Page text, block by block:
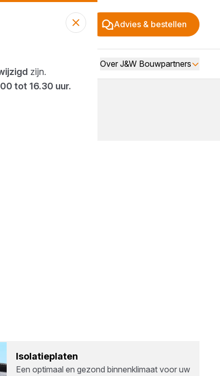
Advies & bestellen
Over J&W Bouwpartners
Iso­la­tie­pla­ten
Een optimaal en gezond binnenklimaat voor uw
zijn.
tot 16.30 uur.